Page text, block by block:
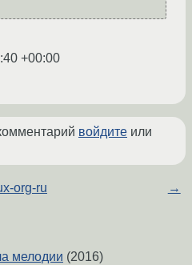
+00:00
войдите или
org-ru →
мелодии (2016)